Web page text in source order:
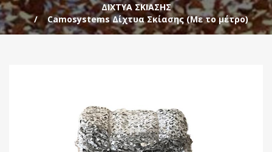
ΔΙΧΤΥΑ ΣΚΙΑΣΗΣ
Camosystems Δίχτυα Σκίασης (Με το μέτρο)